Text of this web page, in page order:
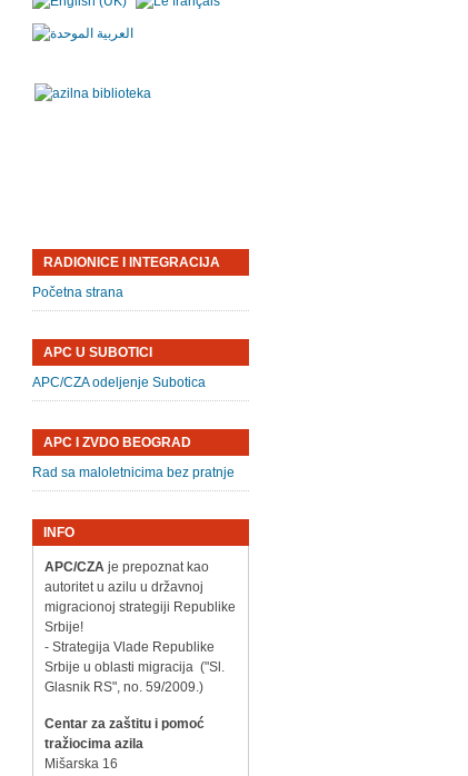
RADIONICE I INTEGRACIJA
Početna strana
APC U SUBOTICI
APC/CZA odeljenje Subotica
APC I ZVDO BEOGRAD
Rad sa maloletnicima bez pratnje
INFO
APC/CZAje prepoznat kao
autoritet u azilu u državnoj
migracionoj strategiji Republike
Srbije!
- Strategija Vlade Republike
Srbije u oblasti migracija ("Sl.
Glasnik RS", no. 59/2009.)
Centar za zaštitu i pomoć
tražiocima azila
Mišarska 16